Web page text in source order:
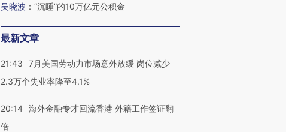
吴晓波 ： “沉睡”的10万亿元公积金
最新文章
21:43
7月美国劳动力市场意外放缓 岗位减少
2.3万个失业率降至4.1%
20:14 海外金融专才回流香港 外籍工作签证翻
倍